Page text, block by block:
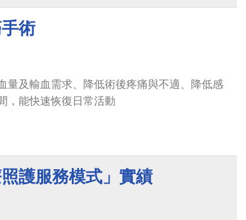
術
量及輸血需求、降低術後疼痛與不適、降低感
，能快速恢復日常活動
護服務模式」實績